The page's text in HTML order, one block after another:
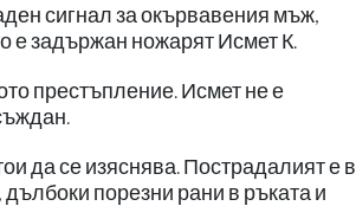
сигнал за окървавения мъж,
е задържан ножарят Исмет К.
престъпление. Исмет не е
да се изяснява. Пострадалият е в
порезни рани в ръката и